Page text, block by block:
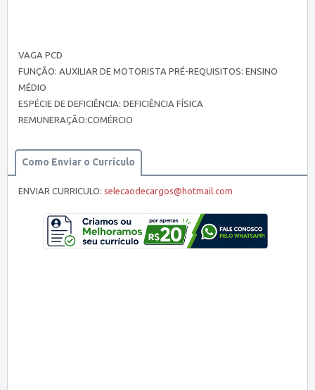
VAGA PCD
FUNÇÃO: AUXILIAR DE MOTORISTA PRÉ-REQUISITOS: ENSINO
MÉDIO
ESPÉCIE DE DEFICIÊNCIA: DEFICIÊNCIA FÍSICA
REMUNERAÇÃO:COMÉRCIO
Como Enviar o Currículo
ENVIAR CURRICULO: selecaodecargos@hotmail.com